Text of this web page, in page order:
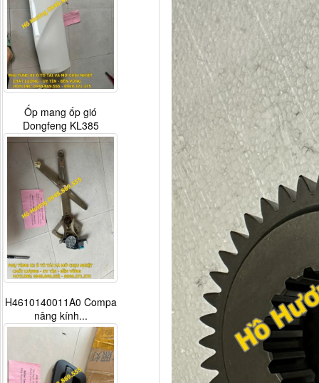
Ốp mang ốp gió
Dongfeng KL385
H4610140011A0 Compa
nâng kính...